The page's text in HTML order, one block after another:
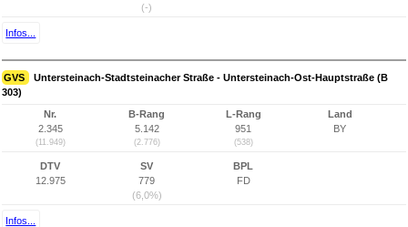
(-)
Infos...
GVS
Untersteinach-Stadtsteinacher Straße - Untersteinach-Ost-Hauptstraße (B
303)
Nr.
2.345
(11.949)
B-Rang
5.142
(2.776)
L-Rang
951
(538)
Land
BY
DTV
12.975
SV
779
(6,0%)
BPL
FD
Infos...